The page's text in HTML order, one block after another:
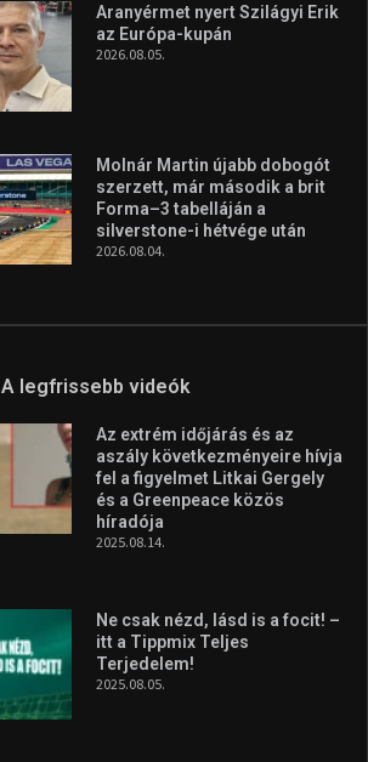
Aranyérmet nyert Szilágyi Erik
az Európa-kupán
2026.08.05.
Molnár Martin újabb dobogót
szerzett, már második a brit
Forma–3 tabelláján a
silverstone-i hétvége után
2026.08.04.
A legfrissebb videók
Az extrém időjárás és az
aszály következményeire hívja
fel a figyelmet Litkai Gergely
és a Greenpeace közös
híradója
2025.08.14.
Ne csak nézd, lásd is a focit! –
itt a Tippmix Teljes
Terjedelem!
2025.08.05.